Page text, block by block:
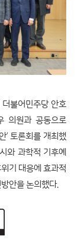
불어민주당 안호
의원과 공동으로
’ 토론회를 개최했
와 과학적 기후예
기 대응에 효과적
안을 논의했다.